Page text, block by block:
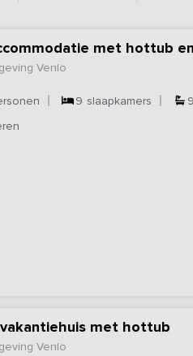
met hottub
Venlo
9 slaapkamers 9
met hottub
Venlo